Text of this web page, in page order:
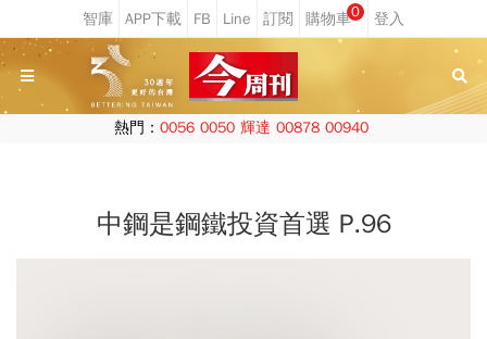
0
熱門： 0056 0050 輝達 00878 00940
中鋼是鋼鐵投資首選 P.96